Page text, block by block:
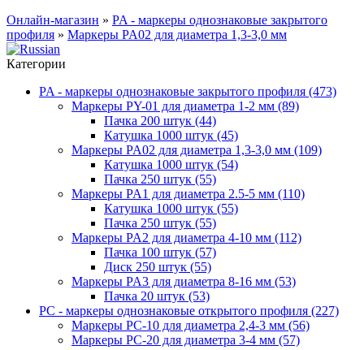
Онлайн-магазин » PA - маркеры однознаковые закрытого
профиля » Маркеры PA02 для диаметра 1,3-3,0 мм
Категории
PA - маркеры однознаковые закрытого профиля (473)
Маркеры PY-01 для диаметра 1-2 мм (89)
Пачка 200 штук (44)
Катушка 1000 штук (45)
Маркеры PA02 для диаметра 1,3-3,0 мм (109)
Катушка 1000 штук (54)
Пачка 250 штук (55)
Маркеры PA1 для диаметра 2.5-5 мм (110)
Катушка 1000 штук (55)
Пачка 250 штук (55)
Маркеры PA2 для диаметра 4-10 мм (112)
Пачка 100 штук (57)
Диск 250 штук (55)
Маркеры PA3 для диаметра 8-16 мм (53)
Пачка 20 штук (53)
PC - маркеры однознаковые открытого профиля (227)
Маркеры PC-10 для диаметра 2,4-3 мм (56)
Маркеры PC-20 для диаметра 3-4 мм (57)